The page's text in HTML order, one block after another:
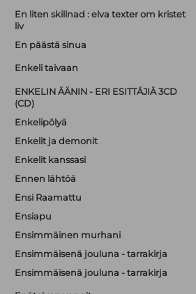
En liten skillnad : elva texter om kristet
liv
En päästä sinua
Enkeli taivaan
ENKELIN ÄÄNIN - ERI ESITTÄJIÄ 3CD
(CD)
Enkelipölyä
Enkelit ja demonit
Enkelit kanssasi
Ennen lähtöä
Ensi Raamattu
Ensiapu
Ensimmäinen murhani
Ensimmäisenä jouluna - tarrakirja
Ensimmäisenä jouluna - tarrakirja